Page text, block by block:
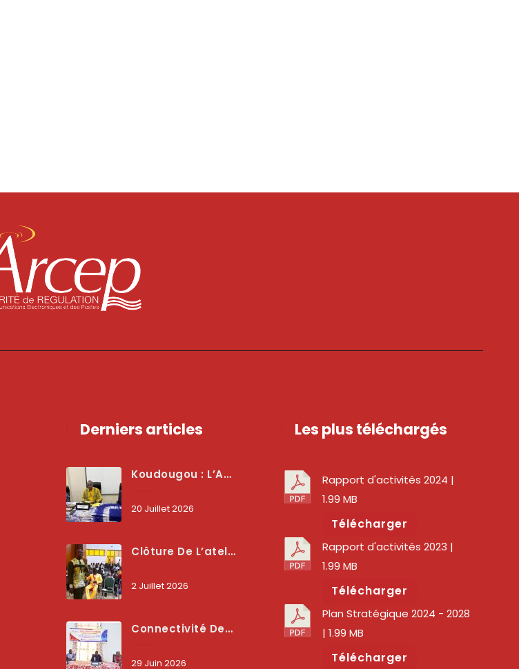
Derniers articles
Koudougou : L’ARCEP Renforce Le Dialogue Avec Les Associations De Consommateurs Pour Mieux Protéger Les Usagers
20 Juillet 2026
Clôture De L’atelier National : L’ARCEP Et Les Collectivités Territoriales Consolident Leur Partenariat Pour Booster La Qualité Des Services Numériques
2 Juillet 2026
Connectivité Des Territoires : L’ARCEP Et Les Collectivités Territoriales Scellent Un Pacte Stratégique À Bobo-Dioulasso Pour Booster La Qualité Des Réseaux
29 Juin 2026
Les plus téléchargés
Rapport d'activités 2024 |
1.99 MB
Télécharger
Rapport d'activités 2023 |
1.99 MB
Télécharger
Plan Stratégique 2024 - 2028
| 1.99 MB
Télécharger